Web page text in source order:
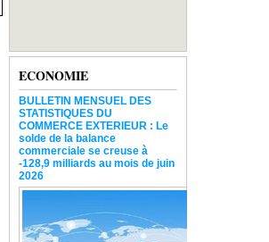
ECONOMIE
BULLETIN MENSUEL DES
STATISTIQUES DU
COMMERCE EXTERIEUR : Le
solde de la balance
commerciale se creuse à
-128,9 milliards au mois de juin
2026